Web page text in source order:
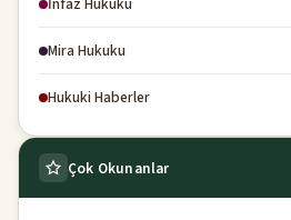
Mira Hukuku
Hukuki Haberler
Çok Okunanlar